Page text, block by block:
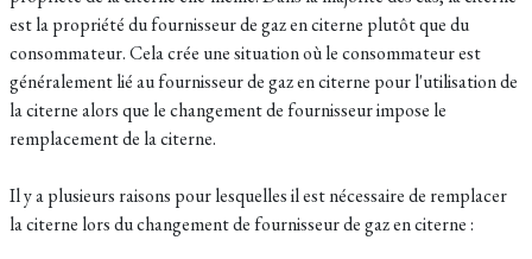
est la propriété du fournisseur de gaz en citerne plutôt que du
consommateur. Cela crée une situation où le consommateur est
généralement lié au fournisseur de gaz en citerne pour l'utilisation de
la citerne alors que le changement de fournisseur impose le
remplacement de la citerne.
Il y a plusieurs raisons pour lesquelles il est nécessaire de remplacer
la citerne lors du changement de fournisseur de gaz en citerne :